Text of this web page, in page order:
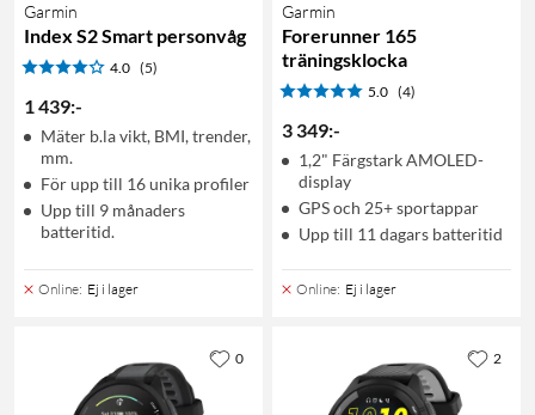
Garmin
Index S2 Smart personvåg
4.0 (5)
1 439:-
Mäter b.la vikt, BMI, trender,
mm.
För upp till 16 unika profiler
Upp till 9 månaders
batteritid.
Online: Ej i lager
Garmin
Forerunner 165
träningsklocka
5.0 (4)
3 349:-
1,2" Färgstark AMOLED-
display
GPS och 25+ sportappar
Upp till 11 dagars batteritid
Online: Ej i lager
0 2